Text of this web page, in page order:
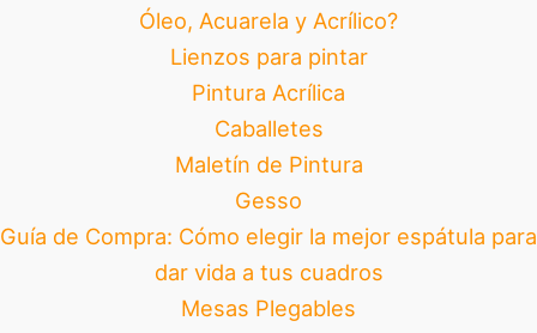
Óleo, Acuarela y Acrílico?
Lienzos para pintar
Pintura Acrílica
Caballetes
Maletín de Pintura
Gesso
Guía de Compra: Cómo elegir la mejor espátula para
dar vida a tus cuadros
Mesas Plegables